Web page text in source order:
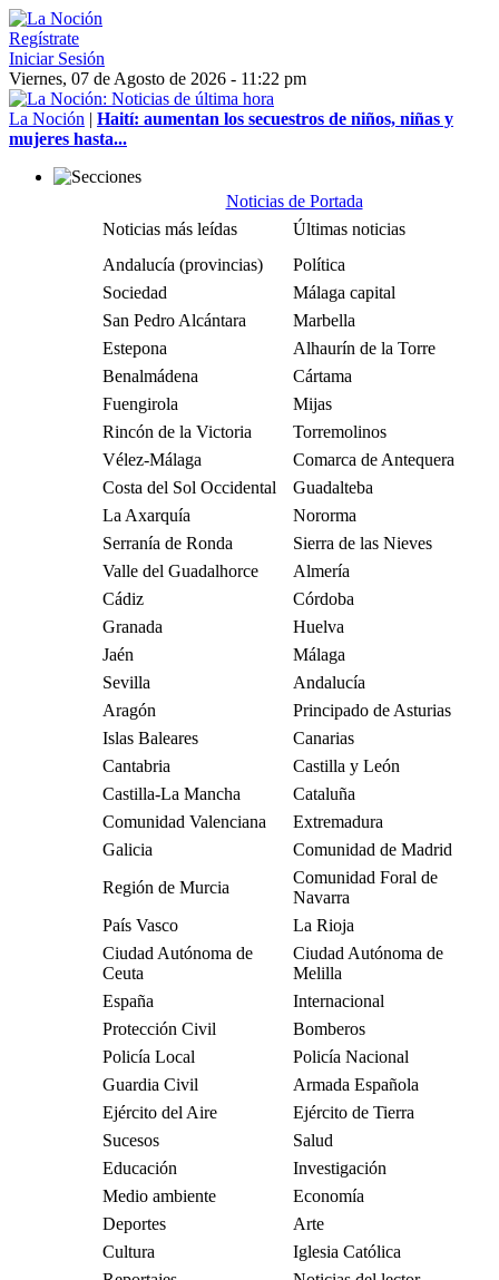
Regístrate
Iniciar Sesión
Viernes, 07 de Agosto de 2026 - 11:22 pm
La Noción | Haití: aumentan los secuestros de niños, niñas y
mujeres hasta...
Noticias de Portada
Noticias más leídas
Últimas noticias
Andalucía (provincias)
Política
Sociedad
Málaga capital
San Pedro Alcántara
Marbella
Estepona
Alhaurín de la Torre
Benalmádena
Cártama
Fuengirola
Mijas
Rincón de la Victoria
Torremolinos
Vélez-Málaga
Comarca de Antequera
Costa del Sol Occidental
Guadalteba
La Axarquía
Nororma
Serranía de Ronda
Sierra de las Nieves
Valle del Guadalhorce
Almería
Cádiz
Córdoba
Granada
Huelva
Jaén
Málaga
Sevilla
Andalucía
Aragón
Principado de Asturias
Islas Baleares
Canarias
Cantabria
Castilla y León
Castilla-La Mancha
Cataluña
Comunidad Valenciana
Extremadura
Galicia
Comunidad de Madrid
Región de Murcia
Comunidad Foral de
Navarra
País Vasco
La Rioja
Ciudad Autónoma de
Ceuta
Ciudad Autónoma de
Melilla
España
Internacional
Protección Civil
Bomberos
Policía Local
Policía Nacional
Guardia Civil
Armada Española
Ejército del Aire
Ejército de Tierra
Sucesos
Salud
Educación
Investigación
Medio ambiente
Economía
Deportes
Arte
Cultura
Iglesia Católica